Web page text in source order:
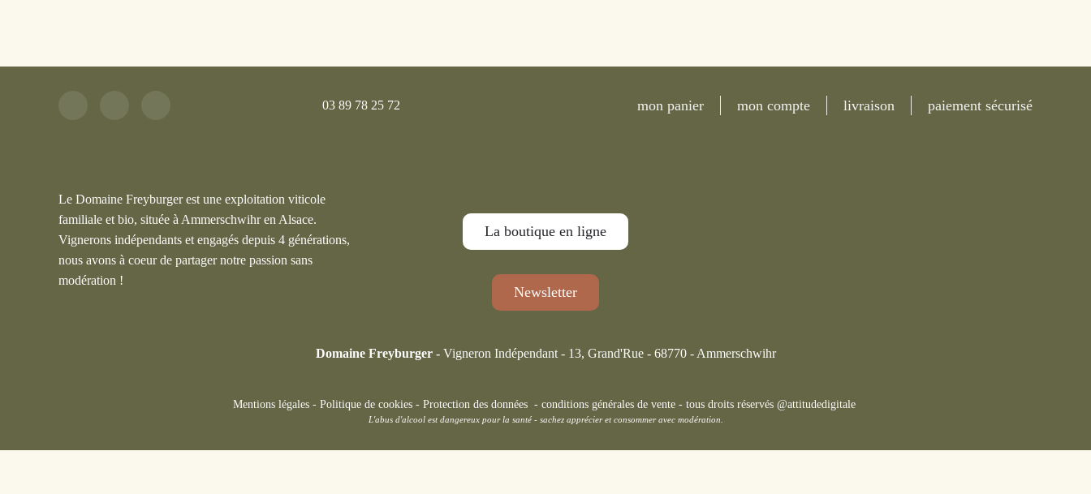
03 89 78 25 72 mon panier mon compte livraison paiement sécurisé
Le Domaine Freyburger est une exploitation viticole
familiale et bio, située à Ammerschwihr en Alsace.
Vignerons indépendants et engagés depuis 4 générations,
nous avons à coeur de partager notre passion sans
modération !
La boutique en ligne
Newsletter
Domaine Freyburger - Vigneron Indépendant - 13, Grand'Rue - 68770 - Ammerschwihr
Mentions légales- Politique de cookies- Protection des données- conditions générales de vente- tous droits réservés @attitudedigitale
L'abus d'alcool est dangereux pour la santé - sachez apprécier et consommer avec modération.